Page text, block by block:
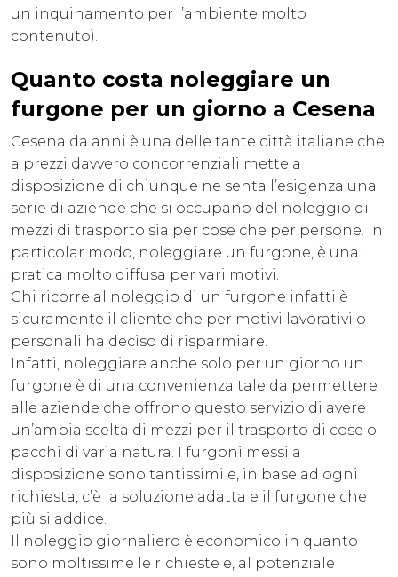
un inquinamento per l’ambiente molto
contenuto).
Quanto costa noleggiare un
furgone per un giorno a Cesena
Cesena da anni è una delle tante città italiane che
a prezzi davvero concorrenziali mette a
disposizione di chiunque ne senta l’esigenza una
serie di aziende che si occupano del noleggio di
mezzi di trasporto sia per cose che per persone. In
particolar modo, noleggiare un furgone, è una
pratica molto diffusa per vari motivi.
Chi ricorre al noleggio di un furgone infatti è
sicuramente il cliente che per motivi lavorativi o
personali ha deciso di risparmiare.
Infatti, noleggiare anche solo per un giorno un
furgone è di una convenienza tale da permettere
alle aziende che offrono questo servizio di avere
un’ampia scelta di mezzi per il trasporto di cose o
pacchi di varia natura. I furgoni messi a
disposizione sono tantissimi e, in base ad ogni
richiesta, c’è la soluzione adatta e il furgone che
più si addice.
Il noleggio giornaliero è economico in quanto
sono moltissime le richieste e, al potenziale